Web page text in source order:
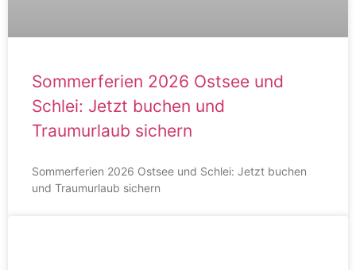
Sommerferien 2026 Ostsee und
Schlei: Jetzt buchen und
Traumurlaub sichern
Sommerferien 2026 Ostsee und Schlei: Jetzt buchen
und Traumurlaub sichern